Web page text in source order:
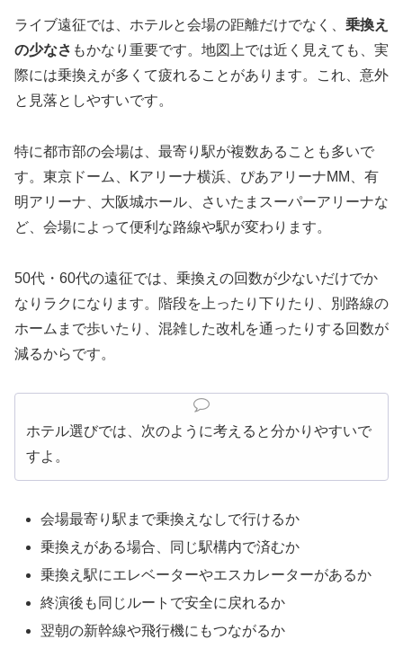
ライブ遠征では、ホテルと会場の距離だけでなく、 乗換え
の少なさ もかなり重要です。地図上では近く見えても、実
際には乗換えが多くて疲れることがあります。これ、意外
と見落としやすいです。
特に都市部の会場は、最寄り駅が複数あることも多いで
す。東京ドーム、Kアリーナ横浜、ぴあアリーナMM、有
明アリーナ、大阪城ホール、さいたまスーパーアリーナな
ど、会場によって便利な路線や駅が変わります。
50代・60代の遠征では、乗換えの回数が少ないだけでか
なりラクになります。階段を上ったり下りたり、別路線の
ホームまで歩いたり、混雑した改札を通ったりする回数が
減るからです。
ホテル選びでは、次のように考えると分かりやすいで
すよ。
会場最寄り駅まで乗換えなしで行けるか
乗換えがある場合、同じ駅構内で済むか
乗換え駅にエレベーターやエスカレーターがあるか
終演後も同じルートで安全に戻れるか
翌朝の新幹線や飛行機にもつながるか